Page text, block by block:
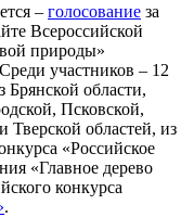
– голосование за
Всероссийской
природы»
участников – 12
Брянской области,
Псковской,
областей, из
«Российское
«Главное дерево
конкурса
.